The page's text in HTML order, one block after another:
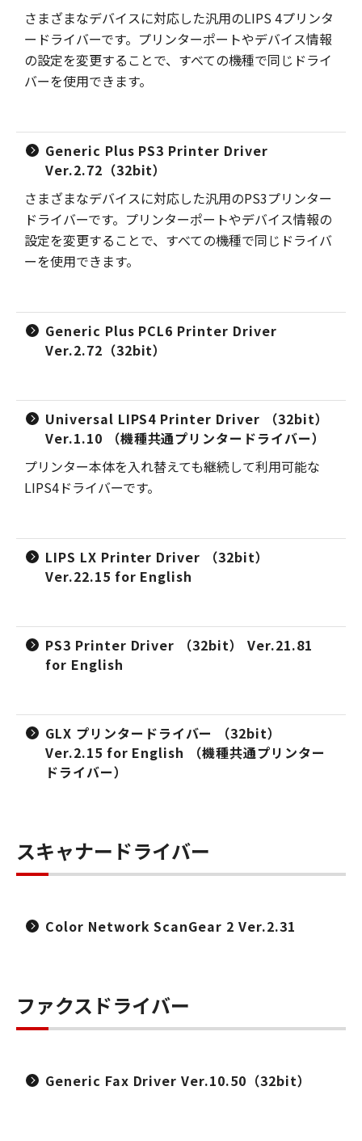
さまざまなデバイスに対応した汎用のLIPS 4プリンタ
ードライバーです。プリンターポートやデバイス情報
の設定を変更することで、すべての機種で同じドライ
バーを使用できます。
Generic Plus PS3 Printer Driver
Ver.2.72（32bit）
さまざまなデバイスに対応した汎用のPS3プリンター
ドライバーです。プリンターポートやデバイス情報の
設定を変更することで、すべての機種で同じドライバ
ーを使用できます。
Generic Plus PCL6 Printer Driver
Ver.2.72（32bit）
Universal LIPS4 Printer Driver （32bit）
Ver.1.10 （機種共通プリンタードライバー）
プリンター本体を入れ替えても継続して利用可能な
LIPS4ドライバーです。
LIPS LX Printer Driver （32bit）
Ver.22.15 for English
PS3 Printer Driver （32bit） Ver.21.81
for English
GLX プリンタードライバー （32bit）
Ver.2.15 for English （機種共通プリンター
ドライバー）
スキャナードライバー
Color Network ScanGear 2 Ver.2.31
ファクスドライバー
Generic Fax Driver Ver.10.50（32bit）